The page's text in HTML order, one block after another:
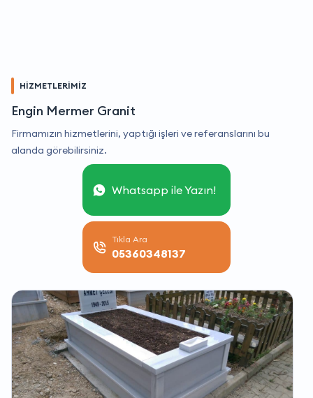
HİZMETLERİMİZ
Engin Mermer Granit
Firmamızın hizmetlerini, yaptığı işleri ve referanslarını bu
alanda görebilirsiniz.
Whatsapp ile Yazın!
Tıkla Ara
05360348137